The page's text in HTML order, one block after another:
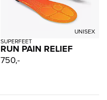
UNISEX
SUPERFEET
RUN PAIN RELIEF
750,-